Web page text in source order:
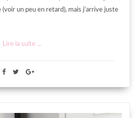
un peu en retard), mais j’arrive juste
Lire la suite ...